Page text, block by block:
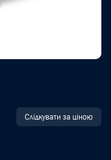
Слідкувати за ціною